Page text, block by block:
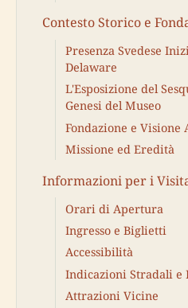
Contesto Storico e
Presenza Svedese
Delaware
L'Esposizione del
Genesi del Museo
Fondazione e Visione
Missione ed Eredità
Informazioni per i
Orari di Apertura
Ingresso e Biglietti
Accessibilità
Indicazioni Stradali e
Attrazioni Vicine